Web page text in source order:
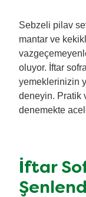
Sebzeli pilav
mantar ve
oluyor. İftar
yemeklerinizin
deneyin. Pratik
denemekte
İftar